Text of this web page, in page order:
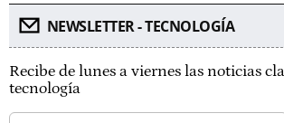
NEWSLETTER - TECNOLOGÍA
Recibe de lunes a viernes las noticias
tecnología